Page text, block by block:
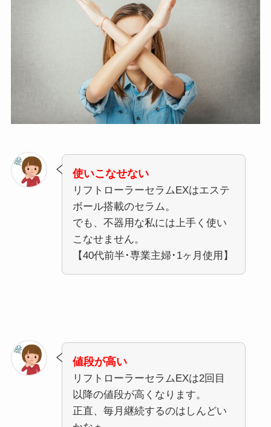
使いこなせない
リフトローラーセラムEXはエステ
ボール搭載のセラム。
でも、不器用な私には上手く使い
こなせません。
【40代前半･専業主婦･1ヶ月使用】
値段が高い
リフトローラーセラムEXは2回目
以降の値段が高くなります。
正直、毎月継続するのはしんどい